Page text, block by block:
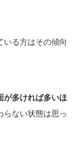
いる方はその傾向
が多ければ多いほ
らない状態は思っ